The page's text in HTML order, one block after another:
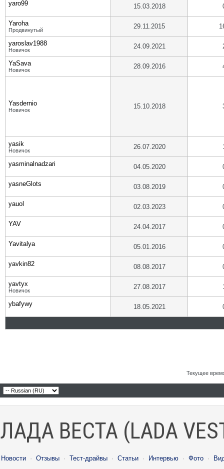
yaro99 15.03.2018
Yaroha
Продвинутый 29.11.2015
yaroslav1988
Новичок 24.09.2021
YaSava
Новичок 28.09.2016
Yasdernio
Новичок 15.10.2018
yasik
Новичок 26.07.2020
yasminalnadzari 04.05.2020
yasneGlots 03.08.2019
yauol 02.03.2023
YAV 24.04.2017
Yavitalya 05.01.2016
yavkin82 08.08.2017
yavtyx
Новичок 27.08.2017
ybafywy 18.05.2021
Текущее
ЛАДА ВЕСТА (LADA
Новости · Отзывы · Тест-драйвы · Статьи · Интервью · Фото ·